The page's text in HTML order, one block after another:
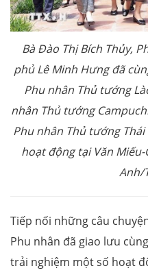
Bà Đào Thị Bích Thủy,
phủ Lê Minh Hưng đã
Phu nhân Thủ tướng
nhân Thủ tướng
Phu nhân Thủ tướng
hoạt động tại Văn
Anh/
Tiếp nối những câu
Phu nhân đã giao lưu
trải nghiệm một số hoạt